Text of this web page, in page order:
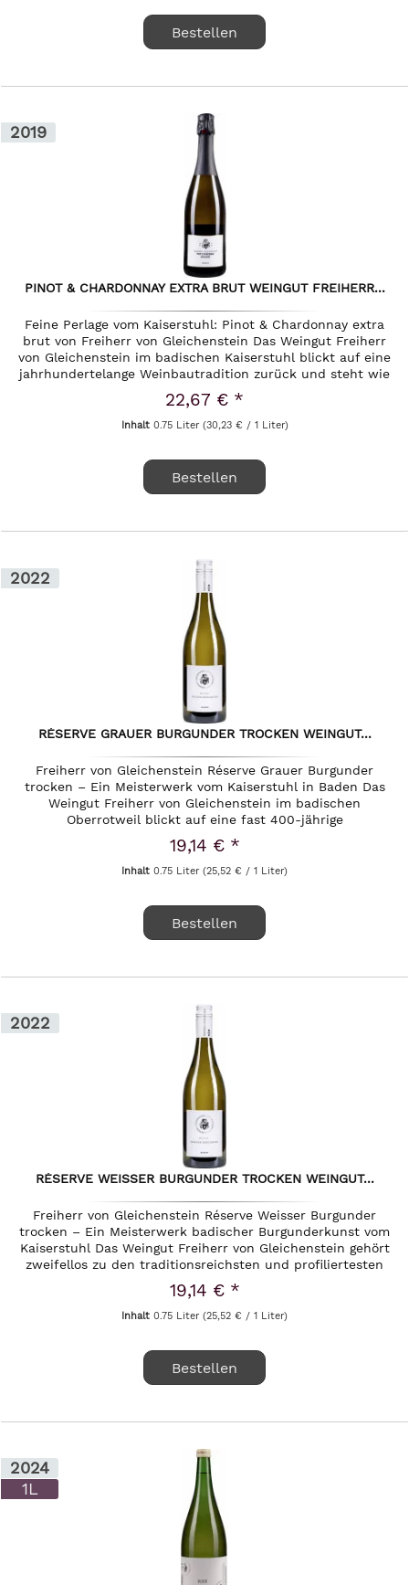
Bestellen
2019
PINOT & CHARDONNAY EXTRA BRUT WEINGUT FREIHERR...
Feine Perlage vom Kaiserstuhl: Pinot & Chardonnay extra
brut von Freiherr von Gleichenstein Das Weingut Freiherr
von Gleichenstein im badischen Kaiserstuhl blickt auf eine
jahrhundertelange Weinbautradition zurück und steht wie
kaum ein...
22,67 € *
Inhalt 0.75 Liter (30,23 € / 1 Liter)
Bestellen
2022
RÉSERVE GRAUER BURGUNDER TROCKEN WEINGUT...
Freiherr von Gleichenstein Réserve Grauer Burgunder
trocken – Ein Meisterwerk vom Kaiserstuhl in Baden Das
Weingut Freiherr von Gleichenstein im badischen
Oberrotweil blickt auf eine fast 400-jährige
Weinbautradition zurück, die sich in...
19,14 € *
Inhalt0.75 Liter(25,52 € / 1 Liter)
Bestellen
2022
RÉSERVE WEISSER BURGUNDER TROCKEN WEINGUT...
Freiherr von Gleichenstein Réserve Weisser Burgunder
trocken – Ein Meisterwerk badischer Burgunderkunst vom
Kaiserstuhl Das Weingut Freiherr von Gleichenstein gehört
zweifellos zu den traditionsreichsten und profiliertesten
Adressen im...
19,14 € *
Inhalt0.75 Liter(25,52 € / 1 Liter)
Bestellen
2024
1L